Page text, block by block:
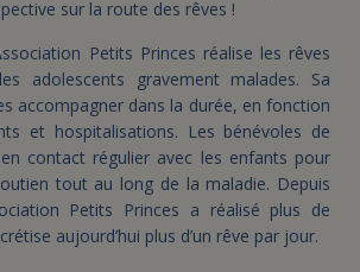
sur la route des rêves !
Petits Princes réalise les rêves
adolescents gravement malades. Sa
accompagner dans la durée, en fonction
et hospitalisations. Les bénévoles de
contact régulier avec les enfants pour
tout au long de la maladie. Depuis
Petits Princes a réalisé plus de
aujourd’hui plus d’un rêve par jour.